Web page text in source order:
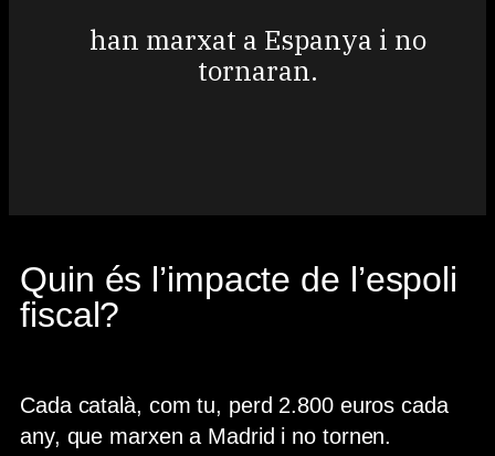
Quin és l’impacte de l’espoli
fiscal?
Cada català, com tu, perd 2.800 euros cada
any, que marxen a Madrid i no tornen.